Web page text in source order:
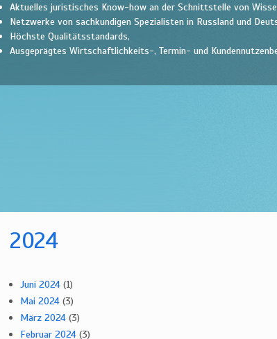
Aktuelles juristisches Know-how an der Schnittstelle von
Netzwerke von sachkundigen Spezialisten in Russland und
Höchste Qualitätsstandards,
Ausgeprägtes Wirtschaftlichkeits-, Termin- und
2024
Juni 2024 (1)
Mai 2024 (3)
März 2024 (3)
Februar 2024 (3)